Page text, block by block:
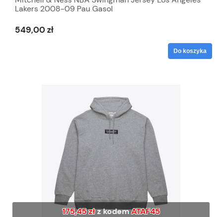
Lakers 2008-09 Pau Gasol
549,00 zł
Do koszyka
175,45 złz kodemATAF45